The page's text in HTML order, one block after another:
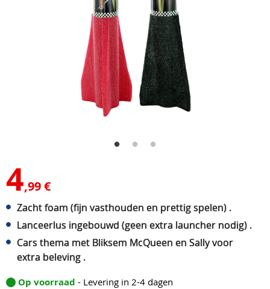
4,99 €
Zacht foam (fijn vasthouden en prettig spelen) .
Lanceerlus ingebouwd (geen extra launcher nodig) .
Cars thema met Bliksem McQueen en Sally voor
extra beleving .
Op voorraad - Levering in 2-4 dagen